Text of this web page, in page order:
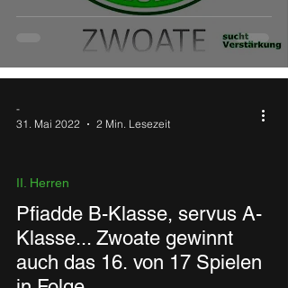
Pfiadde B-Klasse, servus A-
Klasse... Zwoate gewinnt
auch das 16. von 17 Spielen
II. Herren
-
31. Mai 2022
2 Min. Lesezeit